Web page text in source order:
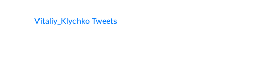
Vitaliy_Klychko Tweets